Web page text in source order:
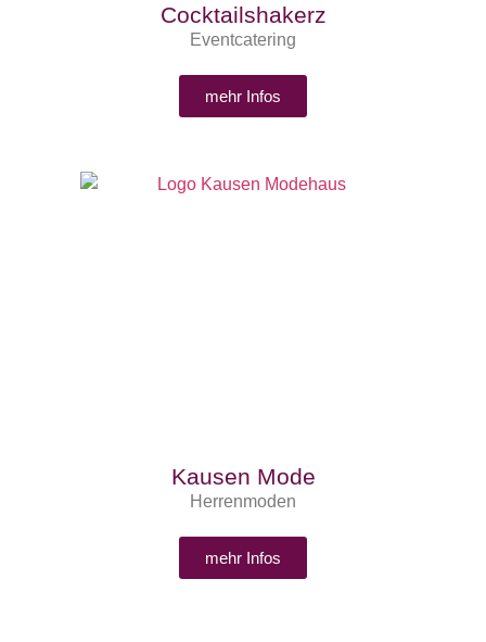
Cocktailshakerz
Eventcatering
mehr Infos
Kausen Mode
Herrenmoden
mehr Infos